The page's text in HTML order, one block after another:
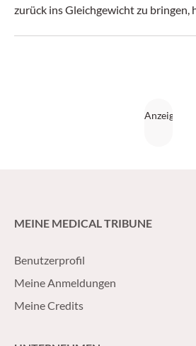
zurück ins Gleichgewicht zu bringen,
MEINE MEDICAL TRIBUNE
Benutzerprofil
Meine Anmeldungen
Meine Credits